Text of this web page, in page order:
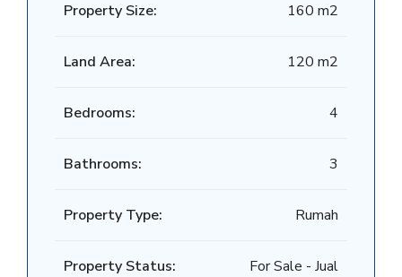
Property Size: 160 m2
Land Area: 120 m2
Bedrooms: 4
Bathrooms: 3
Property Type: Rumah
Property Status: For Sale - Jual